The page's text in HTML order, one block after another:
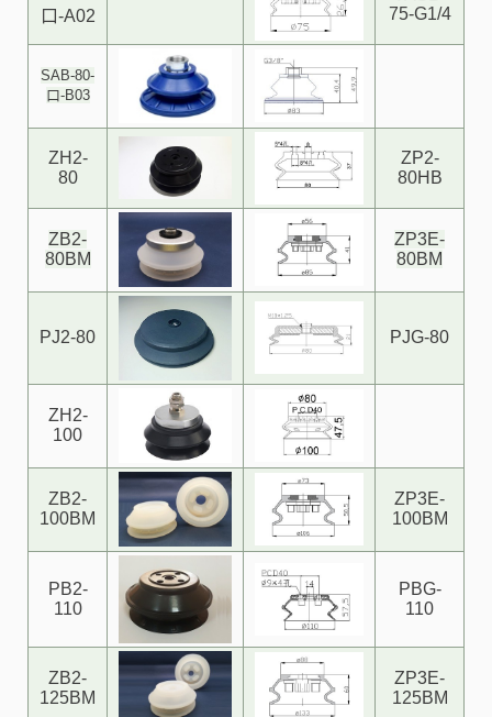
口-A02
75-G1/4
SAB-80-
口-B03
ZH2-
80
ZP2-
80HB
ZB2-
80BM
ZP3E-
80BM
PJ2-80 PJG-80
ZH2-
100
ZB2-
100BM
ZP3E-
100BM
PB2-
110
PBG-
110
ZB2-
125BM
ZP3E-
125BM